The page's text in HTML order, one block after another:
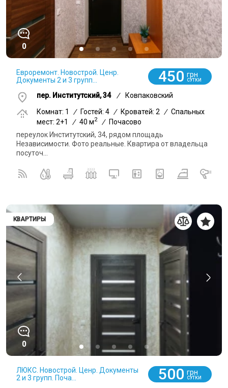
0
Евроремонт. Новострой. Ценр.
Документы 2 и 3 групп...
450 грн
СУТКИ
пер. Институтский, 34 /
Ковпаковский
Комнат: 1
/ Гостей: 4 / Кроватей: 2 / Спальных
мест: 2+1
/ 40 м2 /
Почасово
переулок Институтский, 34, рядом площадь
Независимости. Фото реальные. Квартира от владельца
посуточ...
КВАРТИРЫ
0
ЛЮКС. Новострой. Ценр. Документы
2 и 3 групп. Поча...
500 грн
СУТКИ